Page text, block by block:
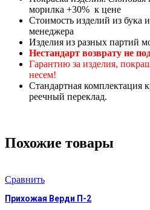
морилка +30% к цене
Стоимость изделий из бука
менеджера
Изделия из разных партий
Нестандарт возврату не
Гарантию за изделия,
несем!
Стандартная комплектация
реечный переклад.
Похожие товары
Сравнить
Прихожая Верди П-2